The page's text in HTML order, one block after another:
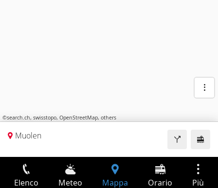
©search.ch, swisstopo, OpenStreetMap, others
Muolen
Elenco Meteo Mappa Orario Più